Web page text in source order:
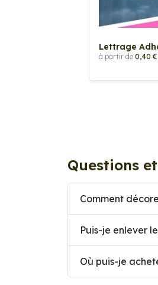
Lettrage
à partir de 0,40 €
Questions
Comment
Puis-je enlever
Où puis-je